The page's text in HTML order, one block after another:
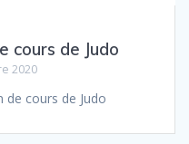
cours de Judo
2020
cours de Judo